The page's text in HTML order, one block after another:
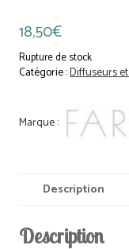
18,50€
Rupture de stock
Catégorie :Diffuseurs
Description
Description